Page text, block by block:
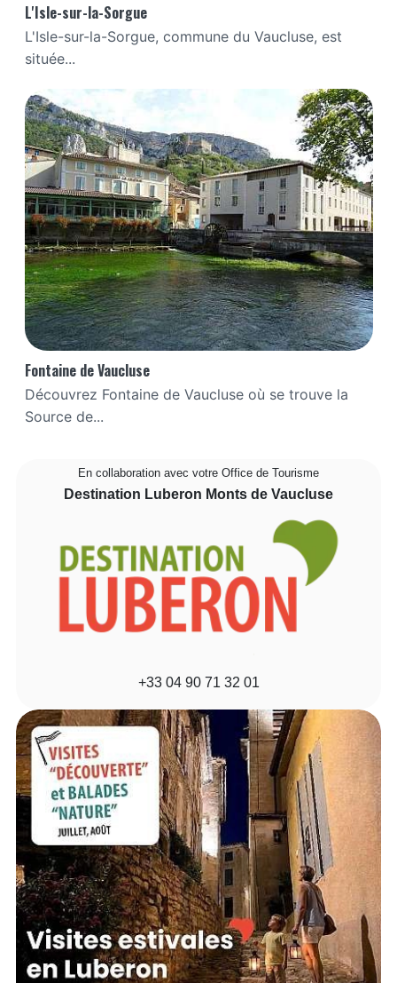
L'Isle-sur-la-Sorgue
L'Isle-sur-la-Sorgue, commune du Vaucluse, est
située...
Fontaine de Vaucluse
Découvrez Fontaine de Vaucluse où se trouve la
Source de...
En collaboration avec votre Office de Tourisme
Destination Luberon Monts de Vaucluse
+33 04 90 71 32 01